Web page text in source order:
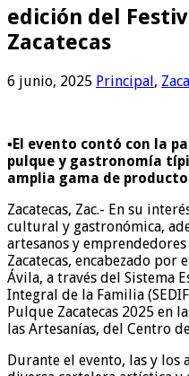
edición del
Zacatecas
6 junio, 2025 Principal,
▪️El evento contó con la
pulque y gastronomía
amplia gama de
Zacatecas, Zac.- En su
cultural y gastronómica,
artesanos y
Zacatecas, encabezado
Ávila, a través del Sistema
Integral de la Familia
Pulque Zacatecas 2025 en
las Artesanías, del Centro
Durante el evento, las y